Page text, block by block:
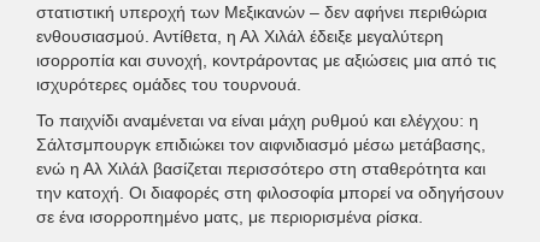
στατιστική υπεροχή των Μεξικανών – δεν αφήνει περιθώρια
ενθουσιασμού. Αντίθετα, η Αλ Χιλάλ έδειξε μεγαλύτερη
ισορροπία και συνοχή, κοντράροντας με αξιώσεις μια από τις
ισχυρότερες ομάδες του τουρνουά.
Το παιχνίδι αναμένεται να είναι μάχη ρυθμού και ελέγχου: η
Σάλτσμπουργκ επιδιώκει τον αιφνιδιασμό μέσω μετάβασης,
ενώ η Αλ Χιλάλ βασίζεται περισσότερο στη σταθερότητα και
την κατοχή. Οι διαφορές στη φιλοσοφία μπορεί να οδηγήσουν
σε ένα ισορροπημένο ματς, με περιορισμένα ρίσκα.